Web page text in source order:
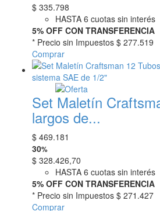
$ 335.798
HASTA 6 cuotas sin interés
5% OFF CON TRANSFERENCIA
* Precio sin Impuestos $ 277.519
Comprar
Set Maletín
largos de...
$ 469.181
30%
$ 328.426,70
HASTA 6 cuotas sin interés
5% OFF CON TRANSFERENCIA
* Precio sin Impuestos $ 271.427
Comprar